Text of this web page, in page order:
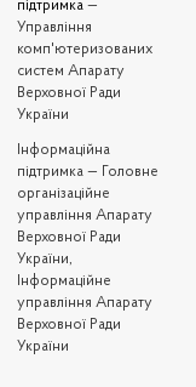
підтримка —
Управління
комп'ютеризованих
систем Апарату
Верховної Ради
України
Iнформаційна
підтримка — Головне
організаційне
управління Апарату
Верховної Ради
України,
Інформаційне
управління Апарату
Верховної Ради
України